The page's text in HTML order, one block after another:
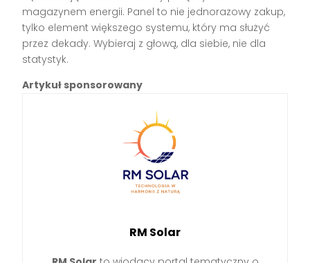
magazynem energii. Panel to nie jednorazowy zakup,
tylko element większego systemu, który ma służyć
przez dekady. Wybieraj z głową, dla siebie, nie dla
statystyk.
Artykuł sponsorowany
RM Solar